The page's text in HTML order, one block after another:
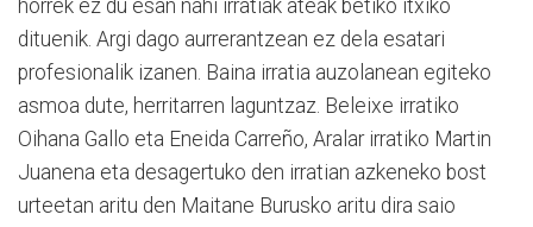
horrek ez du esan nahi irratiak ateak betiko itxiko
dituenik. Argi dago aurrerantzean ez dela esatari
profesionalik izanen. Baina irratia auzolanean egiteko
asmoa dute, herritarren laguntzaz. Beleixe irratiko
Oihana Gallo eta Eneida Carreño, Aralar irratiko Martin
Juanena eta desagertuko den irratian azkeneko bost
urteetan aritu den Maitane Burusko aritu dira saio